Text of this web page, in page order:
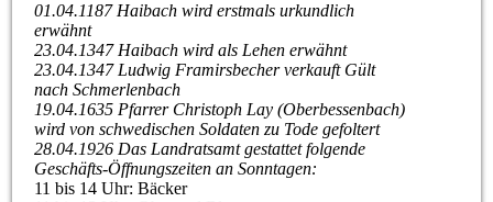
01.04.1187 Haibach wird erstmals urkundlich
erwähnt
23.04.1347 Haibach wird als Lehen erwähnt
23.04.1347 Ludwig Framirsbecher verkauft Gült
nach Schmerlenbach
19.04.1635 Pfarrer Christoph Lay (Oberbessenbach)
wird von schwedischen Soldaten zu Tode gefoltert
28.04.1926 Das Landratsamt gestattet folgende
Geschäfts-Öffnungszeiten an Sonntagen:
11 bis 14 Uhr: Bäcker